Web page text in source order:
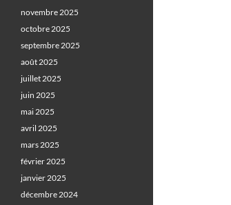
novembre 2025
octobre 2025
septembre 2025
août 2025
juillet 2025
juin 2025
mai 2025
avril 2025
mars 2025
février 2025
janvier 2025
décembre 2024